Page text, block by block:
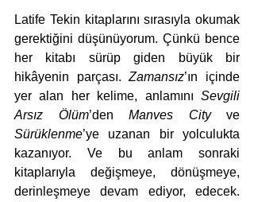
Latife Tekin kitaplarını sırasıyla okumak
gerektiğini düşünüyorum. Çünkü bence
her kitabı sürüp giden büyük bir
hikâyenin parçası. Zamansız’ın içinde
yer alan her kelime, anlamını Sevgili
Arsız Ölüm’den Manves City
Sürüklenme’ye uzanan bir yolculukta
kazanıyor. Ve bu anlam sonraki
kitaplarıyla değişmeye, dönüşmeye,
derinleşmeye devam ediyor, edecek.